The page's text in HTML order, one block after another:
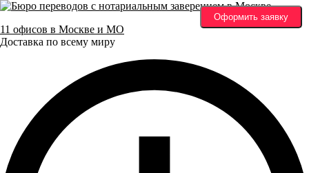
11 офисов в Москве и МО
Доставка по всему миру
Оформить заявку